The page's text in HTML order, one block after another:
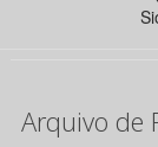
Arquivo de